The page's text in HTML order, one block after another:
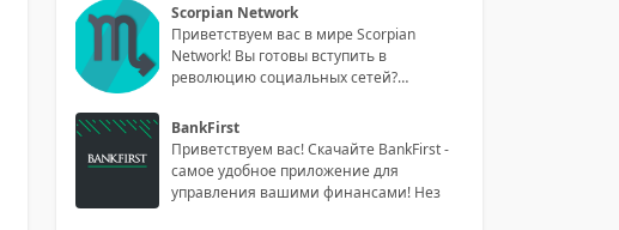
Scorpian Network
Приветствуем вас в мире Scorpian
Network! Вы готовы вступить в
революцию социальных сетей?
BankFirst
Приветствуем вас! Скачайте BankFirst -
самое удобное приложение для
управления вашими финансами! Нез